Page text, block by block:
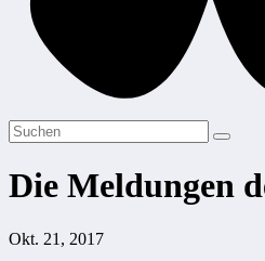
Die Meldungen
Okt. 21, 2017